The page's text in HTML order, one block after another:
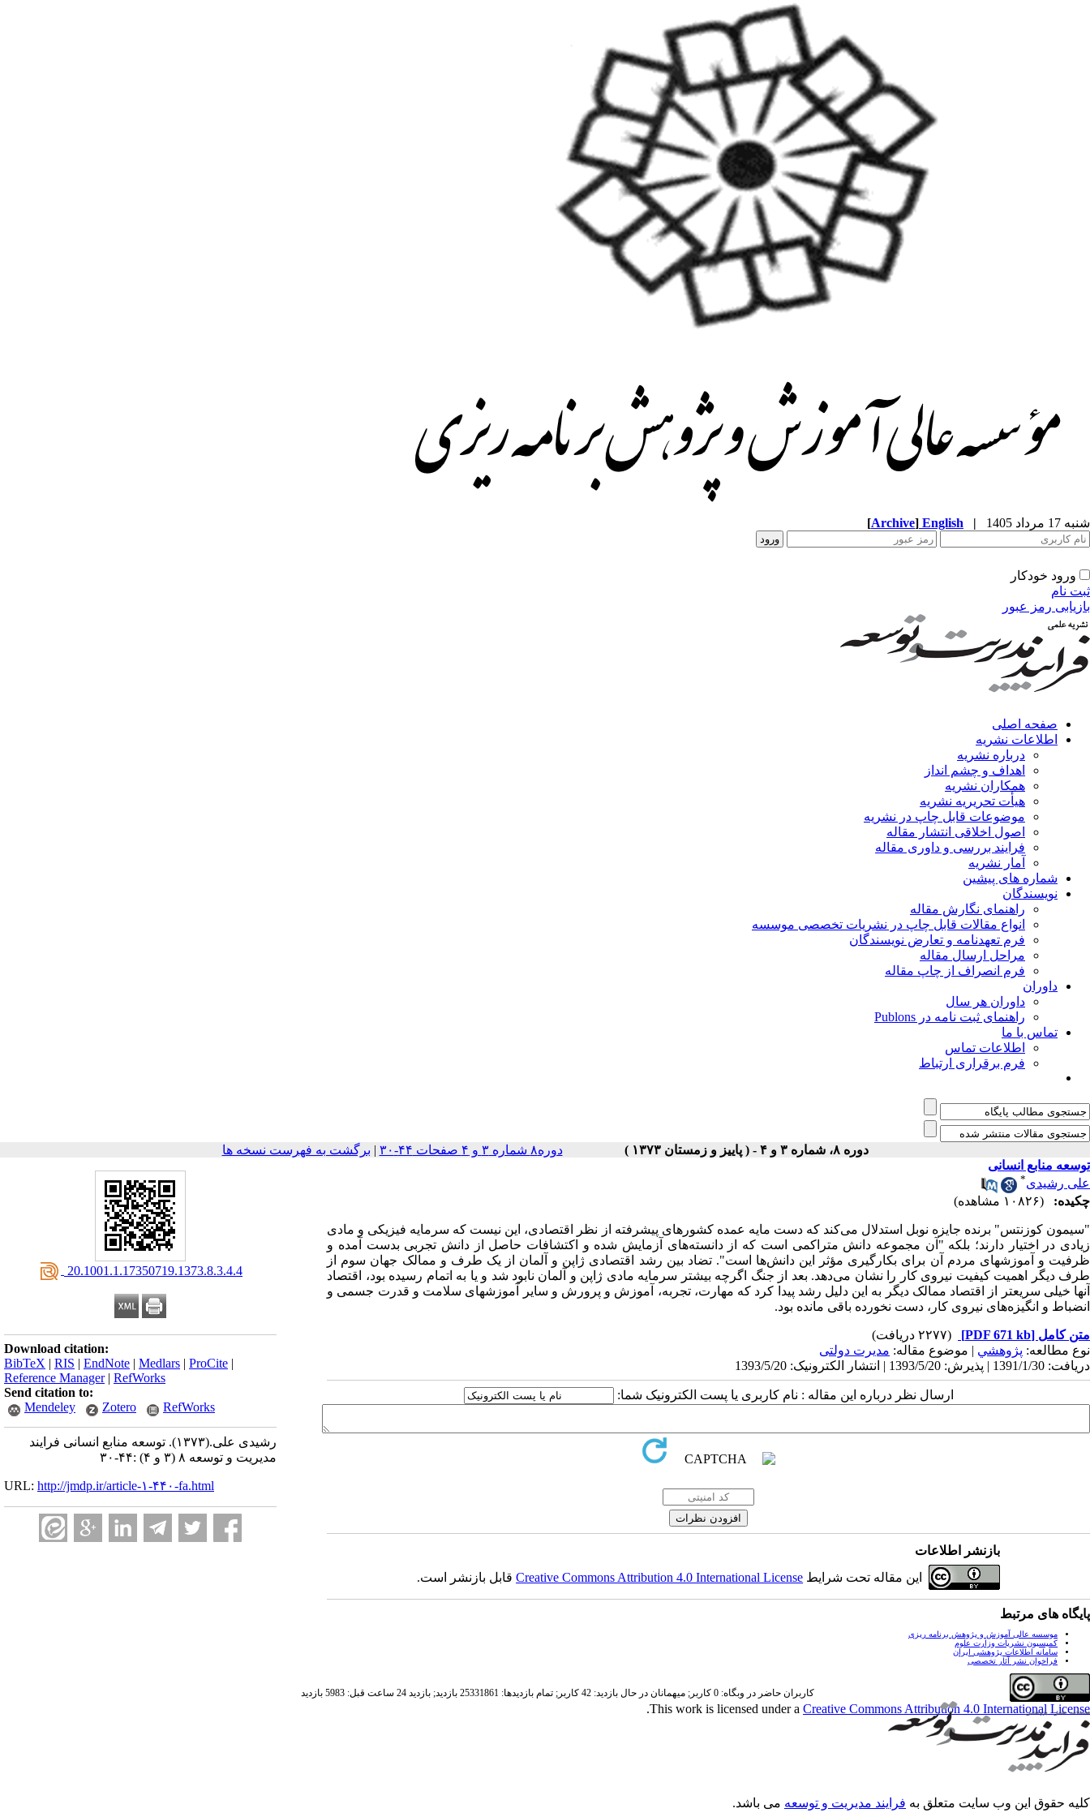
شنبه 17 مرداد 1405 |
English
[Archive]
ورود خودکار
ثبت نام
بازیابی رمز عبور
صفحه اصلی
اطلاعات نشریه
درباره نشریه
اهداف و چشم انداز
همکاران نشریه
هیأت تحریریه نشریه
موضوعات قابل چاپ در نشریه
اصول اخلاقی انتشار مقاله
فرایند بررسی و داوری مقاله
آمار نشریه
شماره های پیشین
نویسندگان
راهنمای نگارش مقاله
انواع مقالات قابل چاپ در نشریات تخصصی موسسه
فرم تعهدنامه و تعارض نویسندگان
مراحل ارسال مقاله
فرم انصراف از چاپ مقاله
داوران
داوران هر سال
راهنمای ثبت نامه در Publons
تماس با ما
اطلاعات تماس
فرم برقراری ارتباط
دوره ۸، شماره ۳ و ۴ - ( پاييز و زمستان ۱۳۷۳ ) دوره۸ شماره ۳ و ۴ صفحات ۴۴-۳۰ | برگشت به فهرست نسخه ها
‎ 20.1001.1.17350719.1373.8.3.4.4
Download citation:
BibTeX | RIS | EndNote | Medlars | ProCite |
Reference Manager| RefWorks
Send citation to:
Mendeley
Zotero RefWorks
رشیدی علی.(۱۳۷۳).
توسعه منابع انسانی فرایند
مدیریت و توسعه ۸ (۳ و ۴) :۴۴-۳۰
URL: http://jmdp.ir/article-۱-۴۴۰-fa.html
توسعه منابع انسانی
علی رشیدی*
چکیده: (۱۰۸۲۶ مشاهده)
"سیمون کوزنتس" برنده جایزه نوبل استدلال می‌کند که دست مایه عمده کشورهای پیشرفته از نظر اقتصادی، این نیست که سرمایه فیزیکی و مادی
زیادی در اختیار دارند؛ بلکه "آن مجموعه دانش متراکمی است که از دانسته‌های آزمایش شده و اکتشافات حاصل از دانش تجربی بدست آمده و
ظرفیت و آموزشهای مردم آن برای بکارگیری مؤثر این دانش‌ها است". تضاد بین رشد اقتصادی ژاپن و آلمان از یک طرف و ممالک جهان سوم از
طرف دیگر اهمیت کیفیت نیروی کار را نشان می‌دهد. بعد از جنگ اگرچه بیشتر سرمایه مادی ژاپن و آلمان نابود شد و یا به اتمام رسیده بود، اقتصاد
آنها خیلی سریعتر از اقتصاد ممالک دیگر به این دلیل رشد پیدا کرد که مهارت، تجربه، آموزش و پرورش و سایر آموزشهای سلامت و قدرت جسمی و
انضباط و انگیزه‌های نیروی کار، دست نخورده باقی مانده بود.
متن کامل [PDF 671 kb]
(۲۲۷۷ دریافت)
نوع مطالعه: پژوهشي | موضوع مقاله: مدیرت دولتی
دریافت: 1391/1/30 | پذیرش: 1393/5/20 | انتشار الکترونیک: 1393/5/20
ارسال نظر درباره این مقاله : نام کاربری یا پست الکترونیک شما:
بازنشر اطلاعات
این مقاله تحت شرایط Creative Commons Attribution 4.0 International Licenseقابل بازنشر است.
پایگاه های مرتبط
موسسه عالی آموزش و پژوهش برنامه ریزی
کمیسیون نشریات وزارت علوم
سامانه اطلاعات پژوهشی ایران
فراخوان نشر آثار تخصصی
This work is licensed under a Creative Commons Attribution 4.0 International License
.
کاربران حاضر در وبگاه: 0 کاربر; میهمانان در حال بازدید: 42 کاربر; تمام بازدید‌ها: 25331861 بازدید; بازدید 24 ساعت قبل: 5983 بازدید
کلیه حقوق این وب سایت متعلق به فرایند مدیریت و توسعه می باشد.